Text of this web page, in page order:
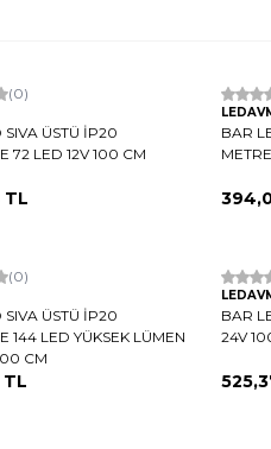
(0)
SIVA ÜSTÜ İP20
72 LED 12V 100 CM
TL
Hızlı
BAR
(0)
SIVA ÜSTÜ İP20
144 LED YÜKSEK LÜMEN
CM
TL
Hızlı
BAR
24V